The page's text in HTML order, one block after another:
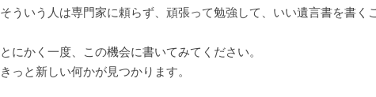
そういう人は専門家に頼らず、頑張って勉強して、いい遺言書を書く
とにかく一度、この機会に書いてみてください。
きっと新しい何かが見つかります。